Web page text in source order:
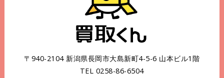
〒940-2104 新潟県長岡市大島新町4-5-6 山本ビル1階
TEL 0258-86-6504